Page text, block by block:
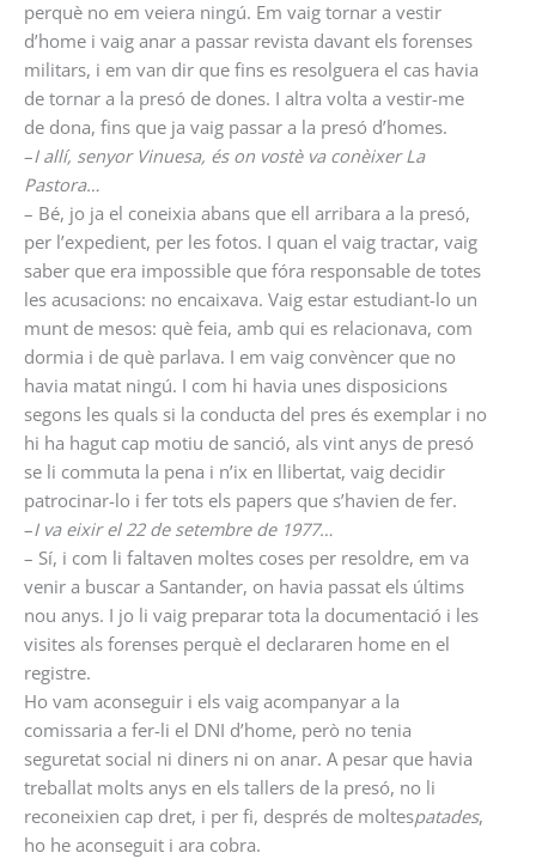
perquè no em veiera ningú. Em vaig tornar a vestir
d’home i vaig anar a passar revista davant els forenses
militars, i em van dir que fins es resolguera el cas havia
de tornar a la presó de dones. I altra volta a vestir-me
de dona, fins que ja vaig passar a la presó d’homes.
–I allí, senyor Vinuesa, és on vostè va conèixer La
Pastora…
– Bé, jo ja el coneixia abans que ell arribara a la presó,
per l’expedient, per les fotos. I quan el vaig tractar, vaig
saber que era impossible que fóra responsable de totes
les acusacions: no encaixava. Vaig estar estudiant-lo un
munt de mesos: què feia, amb qui es relacionava, com
dormia i de què parlava. I em vaig convèncer que no
havia matat ningú. I com hi havia unes disposicions
segons les quals si la conducta del pres és exemplar i no
hi ha hagut cap motiu de sanció, als vint anys de presó
se li commuta la pena i n’ix en llibertat, vaig decidir
patrocinar-lo i fer tots els papers que s’havien de fer.
–I va eixir el 22 de setembre de 1977…
– Sí, i com li faltaven moltes coses per resoldre, em va
venir a buscar a Santander, on havia passat els últims
nou anys. I jo li vaig preparar tota la documentació i les
visites als forenses perquè el declararen home en el
registre.
Ho vam aconseguir i els vaig acompanyar a la
comissaria a fer-li el DNI d’home, però no tenia
seguretat social ni diners ni on anar. A pesar que havia
treballat molts anys en els tallers de la presó, no li
reconeixien cap dret, i per fi, després de moltespatades,
ho he aconseguit i ara cobra.